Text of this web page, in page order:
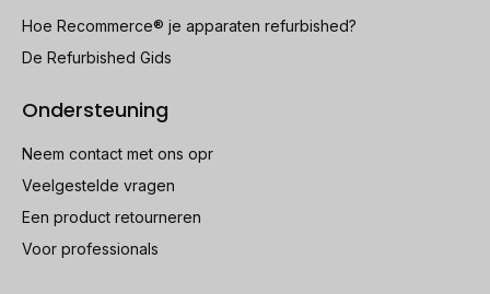
Hoe Recommerce® je apparaten refurbished?
De Refurbished Gids
Ondersteuning
Neem contact met ons opr
Veelgestelde vragen
Een product retourneren
Voor professionals